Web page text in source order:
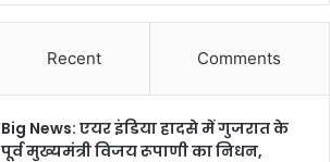
Recent Comments
Big News: एयर इंडिया हादसे में गुजरात के
पूर्व मुख्यमंत्री विजय रूपाणी का निधन,